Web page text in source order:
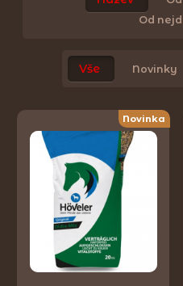
Od
Vše Novinky
Novinka